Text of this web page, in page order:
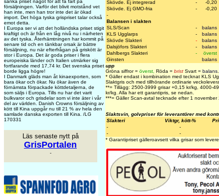
sänka priset något för att få fart på
försäljningen. Varför det blivit motstånd vet
han inte, men han tror inte det är ökad
import. Det höga tyska grispriset talar också
emot detta.
I Europa ser vi att det holländska priset stigit
kraftigt och är från en låg nivå nu i närheten
av det tyska. Återhämtningen har kommit på
senare tid och en tänkbar orsak är bättre
försäljning, nu när efterfrågan på griskött är
stor i Europa. Det är goda priser i flera
europeiska länder och Italien utmärker sig
fortfarande med 17,74 kr. Det svenska priset
borde ligga högre!
I Danmark gläds man åt kinaexporten, som
bara ökar och ökar. Nu ökar även de
förnämsta förpackade köttdetaljerna, de
som säljs i Europa. Tills nu har det varit
bulkvaror och grisdelar som vi inte äter i vår
del av världen. Danish Crowns försäljning av
kött till Kina uppgår nu till 21 % av hela den
samlade danska exporten till Kina. /LG
170331
Läs senaste nytt på
GrisPortalen
-
Skövde. Ej integrerad
-
-0,20
Skövde. Ej GMO-fria
-
-0,20
-
Balansen i slakten
SLS/Scan
-
balans
KLS Ugglarps
-
balans
Skövde Slakteri
-
balans
Dalsjöfors Slakteri
-
balans
Dahlbergs Slakteri
-
överst
Ginsten
balans
upp
Gröna siffror = överst Röda = brist Svart = balans
* Gäller endast i kombination med tecknat KLS
Slaktgris och med tillhörande ordinarie
**= Tillägg: 2500-3999 grisar +0,15 kr/kg, 4000-
kr/kg. Alla har ett garantipris, se nedan.
***= Gäller Scan-avtal tecknade efter 1 november
Slaktsvin, golvpriser för leverantörer med
Slakteri
Viktgr, kött-%
-
-
-
-
* Garantipriset gälleroavsett vilka grisar som